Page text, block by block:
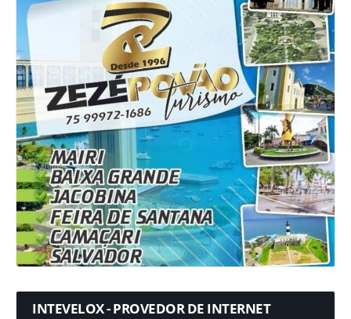
INTEVELOX - PROVEDOR DE INTERNET